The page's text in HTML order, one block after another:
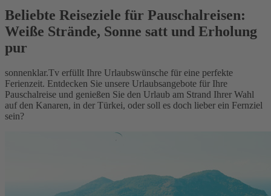
Beliebte Reiseziele für Pauschalreisen:
Weiße Strände, Sonne satt und Erholung
pur
sonnenklar.Tv erfüllt Ihre Urlaubswünsche für eine perfekte
Ferienzeit. Entdecken Sie unsere Urlaubsangebote für Ihre
Pauschalreise und genießen Sie den Urlaub am Strand Ihrer Wahl
auf den Kanaren, in der Türkei, oder soll es doch lieber ein Fernziel
sein?